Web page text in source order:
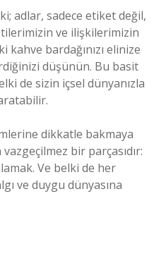
adlar, sadece etiket değil,
ve ilişkilerimizin
kahve bardağınızı elinize
düşünün. Bu basit
de sizin içsel dünyanızla
dikkatle bakmaya
bir parçasıdır:
Ve belki de her
ve duygu dünyasına